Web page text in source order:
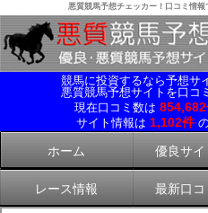
悪質競馬予想チェッカー！口コミ情
競馬に投資するなら予想サ
悪質競馬予想サイトを口コ
現在口コミ数は
サイト情報は 1,102件
ホーム 優良サ
レース情報 最新口